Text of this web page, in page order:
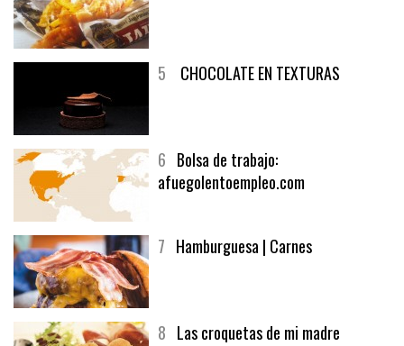
5 CHOCOLATE EN TEXTURAS
6 Bolsa de trabajo:
afuegolentoempleo.com
7 Hamburguesa | Carnes
8 Las croquetas de mi madre